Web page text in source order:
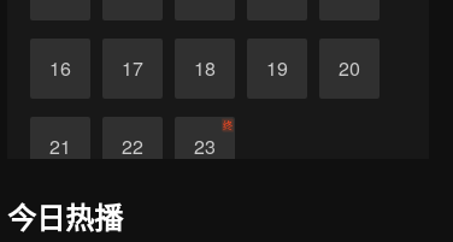
16 17 18 19 20
21 22 23
终
今日热播